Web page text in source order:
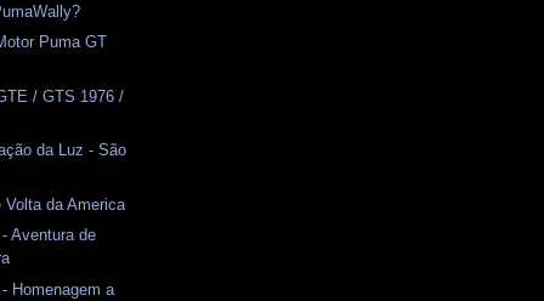
Puma GT
/ GTS 1976 /
da Luz - São
Volta da America
Aventura de
Homenagem a